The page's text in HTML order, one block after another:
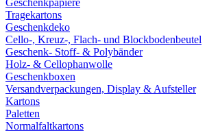
Geschenkpapiere
Tragekartons
Geschenkdeko
Cello-, Kreuz-, Flach- und Blockbodenbeutel
Geschenk- Stoff- & Polybänder
Holz- & Cellophanwolle
Geschenkboxen
Versandverpackungen, Display & Aufsteller
Kartons
Paletten
Normalfaltkartons